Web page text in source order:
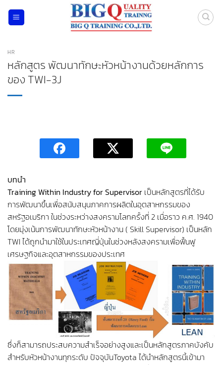
HR
หลักสูตร พัฒนาทักษะหัวหน้างานด้วยหลักการ
ของ TWI-3J
บทนำ
Training Within Industry for Supervisor เป็นหลักสูตรที่ได้รับ
การพัฒนาขึ้นเพื่อสนับสนุนภาคการผลิตในอุตสาหกรรมของ
สหรัฐอเมริกา ในช่วงระหว่างสงครามโลกครั้งที่ 2 เมื่อราว ค.ศ. 1940
โดยมุ่งเน้นการพัฒนาทักษะหัวหน้างาน ( Skill Supervisor) เป็นหลัก
TWI ได้ถูกนำมาใช้ในประเทศญี่ปุ่นในช่วงหลังสงครามเพื่อฟื้นฟู
เศรษฐกิจและอุตสาหกรรมของประเทศ
ซึ่งก็สามารถประสบความสำเร็จอย่างสูงและเป็นหลักสูตรภาคบังคับ
สำหรับหัวหน้างานทุกระดับ ปัจจุบันToyota ได้นำหลักสูตรนี้เข้ามา